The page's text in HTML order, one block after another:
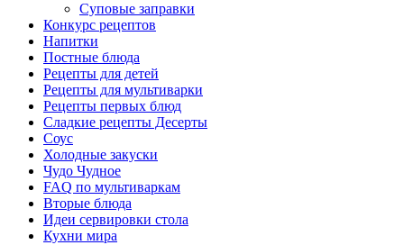
Суповые заправки
Конкурс рецептов
Напитки
Постные блюда
Рецепты для детей
Рецепты для мультиварки
Рецепты первых блюд
Сладкие рецепты Десерты
Соус
Холодные закуски
Чудо Чудное
FAQ по мультиваркам
Вторые блюда
Идеи сервировки стола
Кухни мира